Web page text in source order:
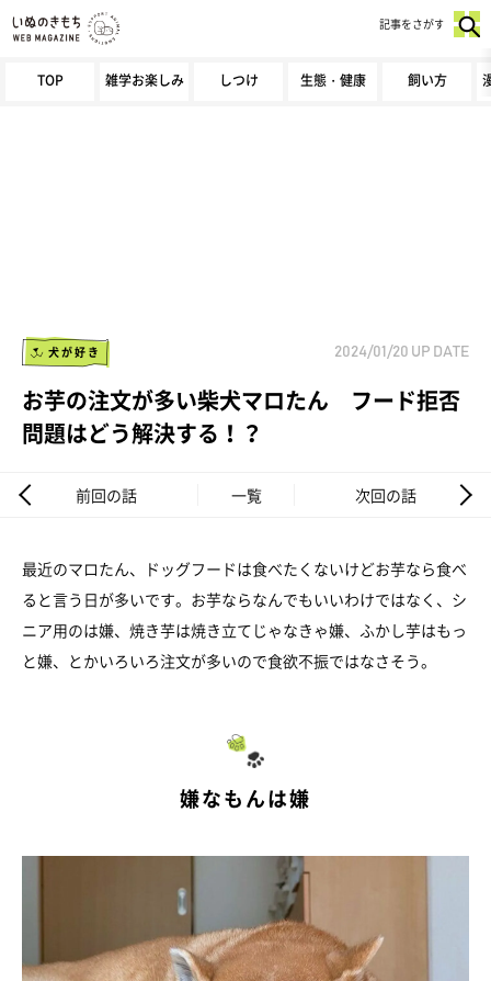
TOP 雑学お楽しみ しつけ 生態・健康 飼い方
記事をさがす
犬が好き 2024/01/20 UP DATE
お芋の注文が多い柴犬マロたん フード拒否
問題はどう解決する！？
前回の話 一覧 次回の話
最近のマロたん、ドッグフードは食べたくないけどお芋なら食べ
ると言う日が多いです。お芋ならなんでもいいわけではなく、シ
ニア用のは嫌、焼き芋は焼き立てじゃなきゃ嫌、ふかし芋はもっ
と嫌、とかいろいろ注文が多いので食欲不振ではなさそう。
嫌なもんは嫌